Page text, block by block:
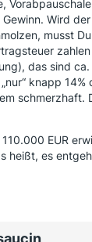
Wird
musst
das sind ca.
knapp
schmerzhaft.
EUR
heißt, es